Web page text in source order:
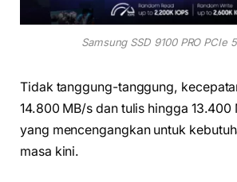
Samsung SSD 9100 PRO PCIe
Tidak tanggung-tanggung,
14.800 MB/s dan tulis hingga
yang mencengangkan untuk
masa kini.